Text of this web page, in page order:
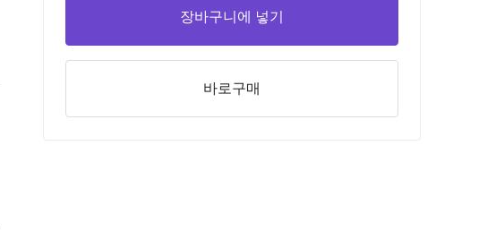
장바구니에 넣기
바로구매